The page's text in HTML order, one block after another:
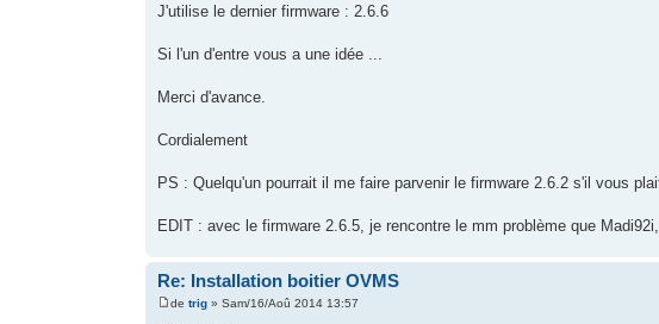
J'utilise le dernier firmware : 2.6.6
Si l'un d'entre vous a une idée ...
Merci d'avance.
Cordialement
PS : Quelqu'un pourrait il me faire parvenir le firmware 2.6.2 s'il vous
EDIT : avec le firmware 2.6.5, je rencontre le mm problème que
Re: Installation boitier OVMS
de trig » Sam/16/Aoû 2014 13:57